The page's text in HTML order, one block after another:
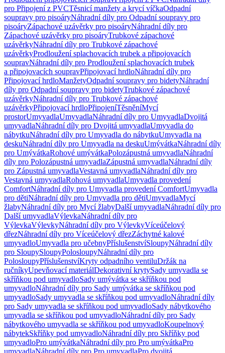
pro Připojení z PVCTěsnicí manžety a krycí víčkaOdpadní
soupravy pro pisoáryNáhradní díly pro Odpadní soupravy pro
pisoáryZápachové uzávěrky pro pisoáryNáhradní díly pro
Zápachové uzávěrky pro pisoáryTrubkové zápachové
uzávěrkyNáhradní díly pro Trubkové zápachové
uzávěrkyProdloužení splachovacích trubek a připojovacích
soupravNáhradní díly pro Prodloužení splachovacích trubek
a připojovacích soupravPřipojovací hrdloNáhradní díly pro
Připojovací hrdloManžetyOdpadní soupravy pro bidetyNáhradní
díly pro Odpadní soupravy pro bidetyTrubkové zápachové
uzávěrkyNáhradní díly pro Trubkové zápachové
uzávěrkyPřipojovací hrdloPřipojeníTěsněníMycí
prostorUmyvadlaUmyvadlaNáhradní díly pro UmyvadlaDvojitá
umyvadlaNáhradní díly pro Dvojitá umyvadlaUmyvadla do
nábytkuNáhradní díly pro Umyvadla do nábytkuUmyvadla na
deskuNáhradní díly pro Umyvadla na deskuUmývátkaNáhradní díly
pro UmývátkaRohové umývátkaPolozápustná umyvadlaNáhradní
díly pro Polozápustná umyvadlaZápustná umyvadlaNáhradní díly
pro Zápustná umyvadlaVestavná umyvadlaNáhradní díly pro
Vestavná umyvadlaRohová umyvadlaUmyvadla provedení
ComfortNáhradní díly pro Umyvadla provedení ComfortUmyvadla
pro dětiNáhradní díly pro Umyvadla pro dětiUmyvadlaMycí
žlabyNáhradní díly pro Mycí žlabyDalší umyvadlaNáhradní díly pro
Další umyvadlaVýlevkaNáhradní díly pro
VýlevkaVýlevkyNáhradní díly pro VýlevkyVíceúčelový
dřezNáhradní díly pro Víceúčelový dřezZáchytné kalové
umyvadloUmyvadla pro učebnyPříslušenstvíSloupyNáhradní díly
pro SloupySloupyPolosloupyNáhradní díly pro
PolosloupyPříslušenstvíKryty odpadního ventiluDržák na
ručníkyUpevňovací materiálDekorativní krytySady umyvadla se
skříňkou pod umyvadloSady umývátka se skříňkou pod
umyvadloNáhradní díly pro Sady umývátka se skříňkou pod
umyvadloSady umyvadla se skříňkou pod umyvadloNáhradní díly
pro Sady umyvadla se skříňkou pod umyvadloSady nábytkového
umyvadla se skříňkou pod umyvadloNáhradní díly pro Sady
nábytkového umyvadla se skříňkou pod umyvadloKoupelnový
nábytekSkříňky pod umyvadloNáhradní díly pro Skříňky pod
umyvadloPro umývátkaNáhradní díly pro Pro umývátkaPro
umyvadlaNáhradní díly pro Pro umyvadlaPro dvojitá